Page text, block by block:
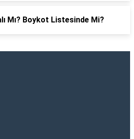
Mı? Boykot Listesinde Mi?